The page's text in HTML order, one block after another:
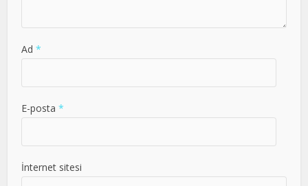
Ad*
E-posta*
İnternet sitesi